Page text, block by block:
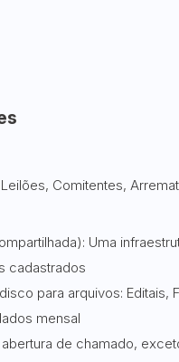
Comitentes,
Uma
cadastrados
para arquivos: Editais,
mensal
de chamado,